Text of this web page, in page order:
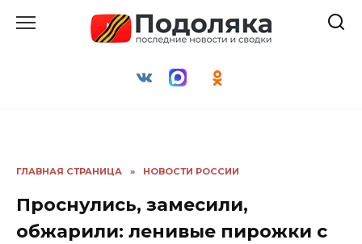
ГЛАВНАЯ СТРАНИЦА » НОВОСТИ РОССИИ
Проснулись, замесили,
обжарили: ленивые пирожки с